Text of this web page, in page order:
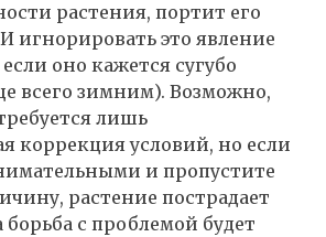
растения, портит его
игнорировать это явление
оно кажется сугубо
всего зимним). Возможно,
лишь
коррекция условий, но если
и пропустите
растение пострадает
борьба с проблемой будет